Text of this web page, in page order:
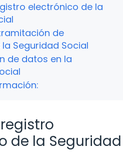
electrónico de la
de
Seguridad Social
de datos en la
de la Seguridad